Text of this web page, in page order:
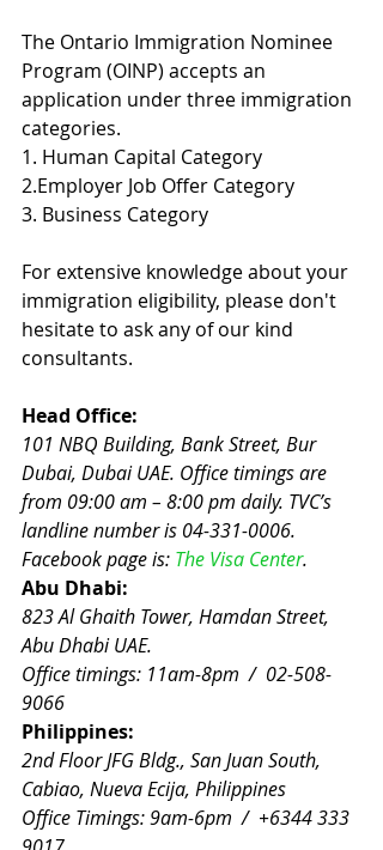
The Ontario Immigration Nominee
Program (OINP) accepts an
application under three immigration
categories.
1. Human Capital Category
2.Employer Job Offer Category
3. Business Category
For extensive knowledge about your
immigration eligibility, please don't
hesitate to ask any of our kind
consultants.
Head Office:
101 NBQ Building, Bank Street, Bur
Dubai, Dubai UAE. Office timings are
from 09:00 am – 8:00 pm daily. TVC’s
landline number is 04-331-0006.
Facebook page is: The Visa Center.
Abu Dhabi:
823 Al Ghaith Tower, Hamdan Street,
Abu Dhabi UAE.
Office timings: 11am-8pm  /  02-508-
9066
Philippines:
2nd Floor JFG Bldg., San Juan South,
Cabiao, Nueva Ecija, Philippines
Office Timings: 9am-6pm  /  +6344 333